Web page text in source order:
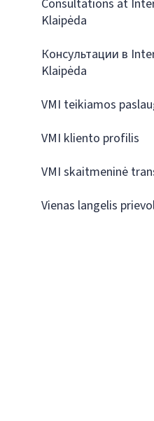
Consultations at
Klaipėda
Консультации в
Klaipėda
VMI teikiamos
VMI kliento profilis
VMI skaitmeninė
Vienas langelis